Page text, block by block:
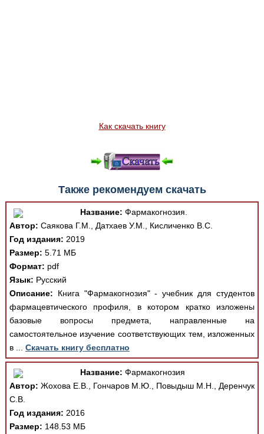
Как скачать книгу
Также рекомендуем скачать
Название: Фармакогнозия.
Автор: Саякова Г.М., Датхаев У.М., Кисличенко В.С.
Год издания: 2019
Размер: 5.71 МБ
Формат: pdf
Язык: Русский
Описание: Книга "Фармакогнозия" - учебник для студентов
фармацевтического профиля, в котором кратко изложены
базовые вопросы предмета, направленные на
самостоятельное изучение соответствующих тем, изложенных
в ... Скачать книгу бесплатно
Название: Фармакогнозия
Автор: Жохова Е.В., Гончаров М.Ю., Повыдыш М.Н., Деренчук
С.В.
Год издания: 2016
Размер: 148.53 МБ